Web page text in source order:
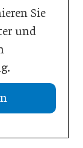
Sie
und